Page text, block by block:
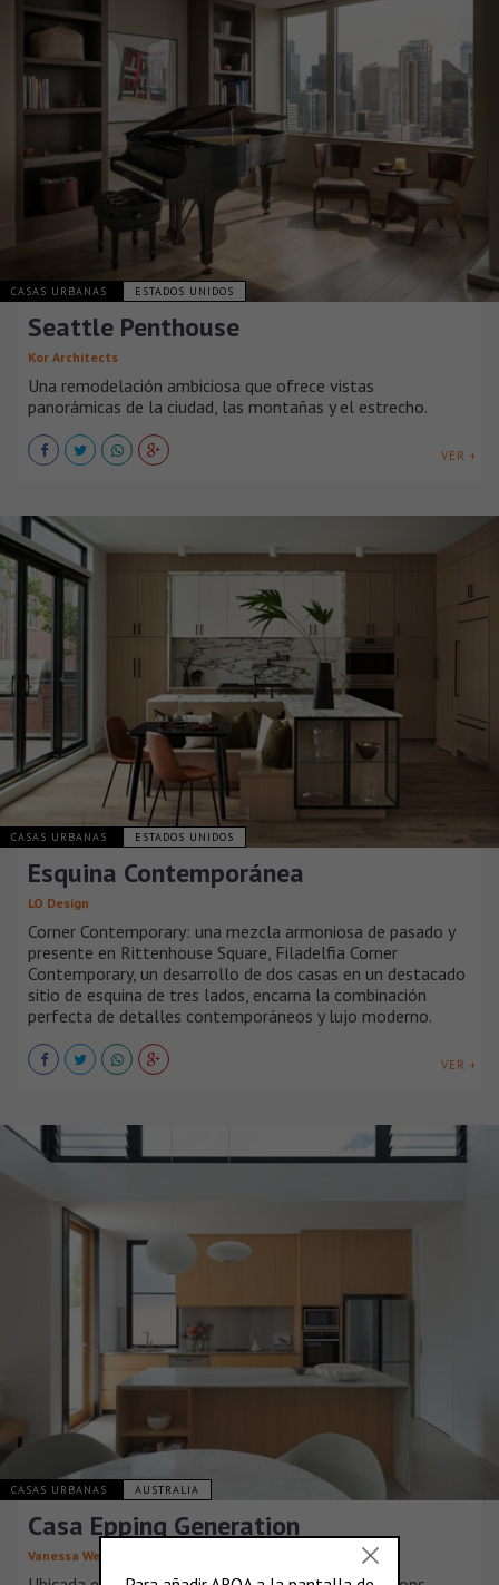
CASAS URBANAS ESTADOS UNIDOS
Seattle Penthouse
Kor Architects
Una remodelación ambiciosa que ofrece vistas
panorámicas de la ciudad, las montañas y el estrecho.
VER +
CASAS URBANAS ESTADOS UNIDOS
Esquina Contemporánea
LO Design
Corner Contemporary: una mezcla armoniosa de pasado y
presente en Rittenhouse Square, Filadelfia Corner
Contemporary, un desarrollo de dos casas en un destacado
sitio de esquina de tres lados, encarna la combinación
perfecta de detalles contemporáneos y lujo moderno.
VER +
CASAS URBANAS AUSTRALIA
Casa Epping Generation
Vanessa Wegner Architect